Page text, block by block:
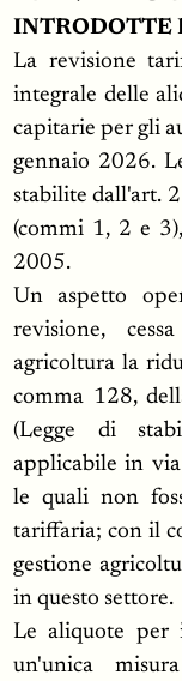
INTRODOTTE
La revisione
integrale delle
capitarie per gli
gennaio 2026.
stabilite dall'art.
(commi 1, 2 e
2005.
Un aspetto
revisione,
agricoltura la
comma 128,
(Legge di
applicabile in
le quali non
tariffaria; con il
gestione
in questo settore.
Le aliquote per
un'unica